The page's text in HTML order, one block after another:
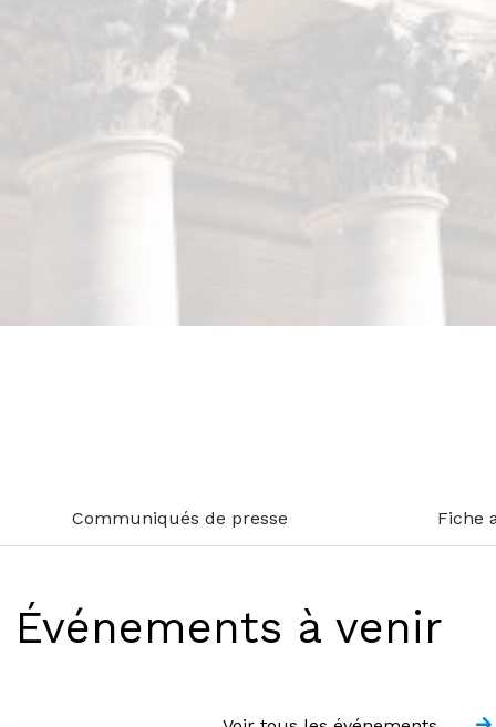
Communiqués de presse Fiche
Événements à venir